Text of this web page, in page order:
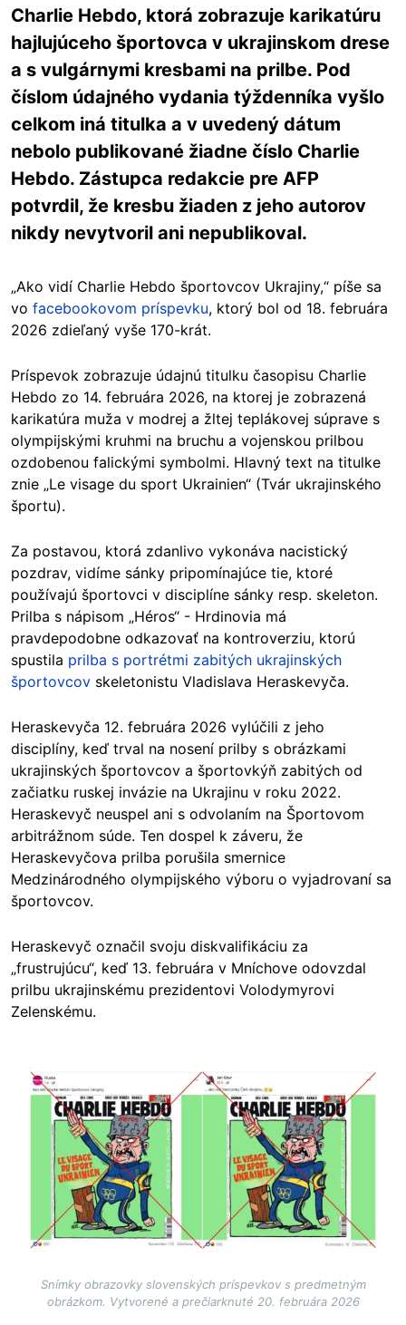
Charlie Hebdo, ktorá zobrazuje karikatúru
hajlujúceho športovca v ukrajinskom drese
a s vulgárnymi kresbami na prilbe. Pod
číslom údajného vydania týždenníka vyšlo
celkom iná titulka a v uvedený dátum
nebolo publikované žiadne číslo Charlie
Hebdo. Zástupca redakcie pre AFP
potvrdil, že kresbu žiaden z jeho autorov
nikdy nevytvoril ani nepublikoval.
„Ako vidí Charlie Hebdo športovcov Ukrajiny,“ píše sa
vo facebookovom príspevku, ktorý bol od 18. februára
2026 zdieľaný vyše 170-krát.
Príspevok zobrazuje údajnú titulku časopisu Charlie
Hebdo zo 14. februára 2026, na ktorej je zobrazená
karikatúra muža v modrej a žltej teplákovej súprave s
olympijskými kruhmi na bruchu a vojenskou prilbou
ozdobenou falickými symbolmi. Hlavný text na titulke
znie „Le visage du sport Ukrainien“ (Tvár ukrajinského
športu).
Za postavou, ktorá zdanlivo vykonáva nacistický
pozdrav, vidíme sánky pripomínajúce tie, ktoré
používajú športovci v disciplíne sánky resp. skeleton.
Prilba s nápisom „Héros“ - Hrdinovia má
pravdepodobne odkazovať na kontroverziu, ktorú
spustila prilba s portrétmi zabitých ukrajinských
športovcov skeletonistu Vladislava Heraskevyča.
Heraskevyča 12. februára 2026 vylúčili z jeho
disciplíny, keď trval na nosení prilby s obrázkami
ukrajinských športovcov a športovkýň zabitých od
začiatku ruskej invázie na Ukrajinu v roku 2022.
Heraskevyč neuspel ani s odvolaním na Športovom
arbitrážnom súde. Ten dospel k záveru, že
Heraskevyčova prilba porušila smernice
Medzinárodného olympijského výboru o vyjadrovaní sa
športovcov.
Heraskevyč označil svoju diskvalifikáciu za
„frustrujúcu“, keď 13. februára v Mníchove odovzdal
prilbu ukrajinskému prezidentovi Volodymyrovi
Zelenskému.
Image
Snímky obrazovky slovenských príspevkov s predmetným
obrázkom. Vytvorené a prečiarknuté 20. februára 2026